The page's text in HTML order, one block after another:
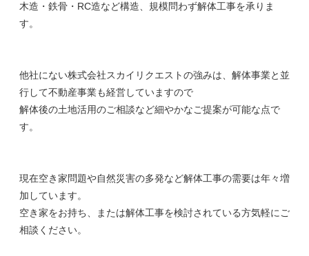
木造・鉄骨・RC造など構造、規模問わず解体工事を承りま
す。
他社にない株式会社スカイリクエストの強みは、解体事業と並
行して不動産事業も経営していますので
解体後の土地活用のご相談など細やかなご提案が可能な点で
す。
現在空き家問題や自然災害の多発など解体工事の需要は年々増
加しています。
空き家をお持ち、または解体工事を検討されている方気軽にご
相談ください。